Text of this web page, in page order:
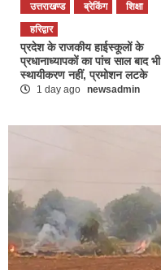
उत्तराखण्ड ब्रेकिंग
शिक्षा
हरिद्वार
प्रदेश के राजकीय हाईस्कूलों के
प्रधानाध्यापकों का पांच साल बाद भी
स्थायीकरण नहीं, प्रमोशन लटके
1 day ago newsadmin